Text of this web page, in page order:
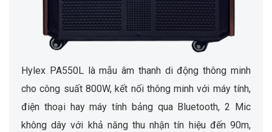
Hylex PA550L là mẫu âm thanh di động thông minh
cho công suất 800W, kết nối thông minh với máy tính,
điện thoại hay máy tính bảng qua Bluetooth, 2 Mic
không dây với khả năng thu nhận tín hiệu đến 90m,